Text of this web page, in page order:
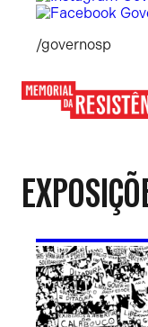
/governosp